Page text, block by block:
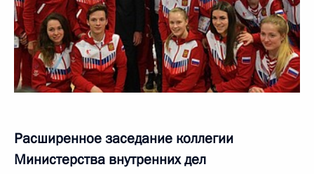
Расширенное заседание коллегии
Министерства внутренних дел